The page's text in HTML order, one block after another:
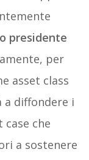
presidente
per
asset class
a diffondere i
case che
a sostenere